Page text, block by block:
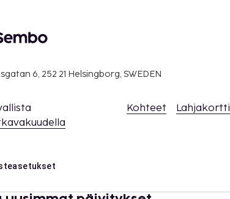
6, 252 21 Helsingborg, SWEDEN
Kohteet Lahjakortti